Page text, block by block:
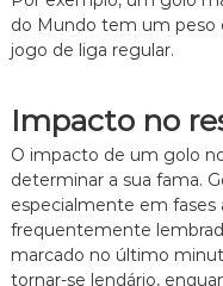
do Mundo tem um
jogo de liga regular.
Impacto no
O impacto de um golo
determinar a sua fama.
especialmente em fases
frequentemente
marcado no último
tornar-se lendário,